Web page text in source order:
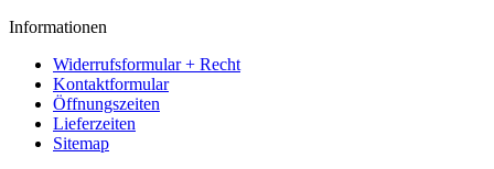
Informationen
Widerrufsformular + Recht
Kontaktformular
Öffnungszeiten
Lieferzeiten
Sitemap